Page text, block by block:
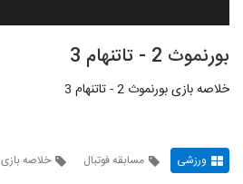
بورنموث 2 - تاتنهام 3
خلاصه بازی بورنموث 2 - تاتنهام 3
ورزشی مسابقه فوتبال خلاصه بازی